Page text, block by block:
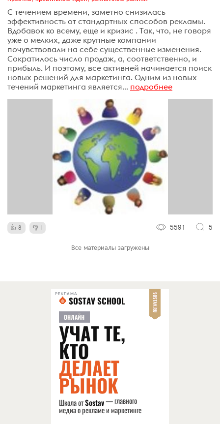
С течением времени, заметно снизилась
эффективность от стандартных способов рекламы.
Вдобавок ко всему, еще и кризис . Так, что, не говоря
уже о мелких, даже крупные компании
почувствовали на себе существенные изменения.
Сократилось число продаж, а, соответственно, и
прибыль. И поэтому, все активней начинается поиск
новых решений для маркетинга. Одним из новых
течений маркетинга является... подробнее
8 1 5591 5
Все материалы загружены
РЕКЛАМА